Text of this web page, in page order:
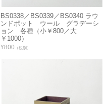
BS0338／BS0339／BS0340 ラウ
ンドポット ウール グラデーシ
ョン 各種（小￥800／大
￥1000）
¥800 （税別）